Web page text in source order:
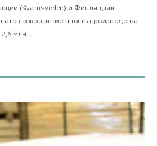
(Kvarnsveden) и Финляндии
сократит мощность производства
млн...